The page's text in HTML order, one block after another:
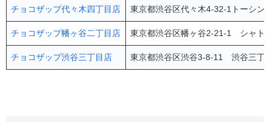
チョコザップ代々木四丁目店 東京都渋谷区代々木4-32-1トーシ
チョコザップ幡ヶ谷二丁目店 東京都渋谷区幡ヶ谷2-21-1 シャ
チョコザップ渋谷三丁目店 東京都渋谷区渋谷3-8-11 渋谷三